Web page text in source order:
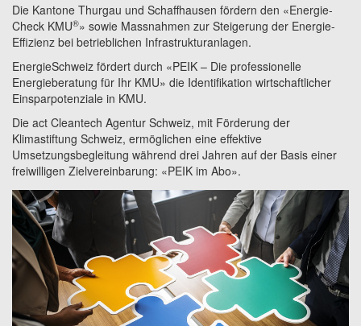
Die Kantone Thurgau und Schaffhausen fördern den «Energie-
Check KMU®» sowie Massnahmen zur Steigerung der Energie-
Effizienz bei betrieblichen Infrastrukturanlagen.
EnergieSchweiz fördert durch «PEIK – Die professionelle
Energieberatung für Ihr KMU» die Identifikation wirtschaftlicher
Einsparpotenziale in KMU.
Die act Cleantech Agentur Schweiz, mit Förderung der
Klimastiftung Schweiz, ermöglichen eine effektive
Umsetzungsbegleitung während drei Jahren auf der Basis einer
freiwilligen Zielvereinbarung: «PEIK im Abo».